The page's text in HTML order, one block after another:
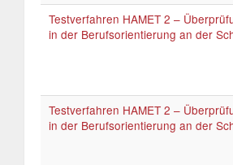
Testverfahren HAMET 2 –
in der Berufsorientierung an der
Testverfahren HAMET 2 –
in der Berufsorientierung an der